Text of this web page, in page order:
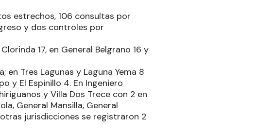
estrechos, 106 consultas por
y dos controles por
17, en General Belgrano 16 y
en Tres Lagunas y Laguna Yema 8
y El Espinillo 4. En Ingeniero
y Villa Dos Trece con 2 en
General Mansilla, General
jurisdicciones se registraron 2